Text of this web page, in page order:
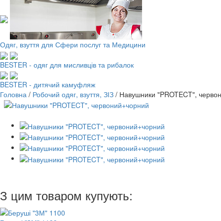
Одяг, взуття для Сфери послуг та Медицини
BESTER - одяг для мисливців та рибалок
BESTER - дитячий камуфляж
Головна / Робочий одяг, взуття, ЗІЗ / Навушники "PROTECT",
З цим товаром купують: